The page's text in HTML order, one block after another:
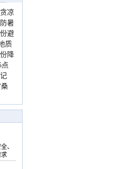
凉
暑
避
质
降
、